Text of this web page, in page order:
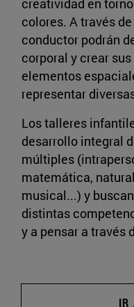
creatividad en
colores. A través
conductor podrán
corporal y crear
elementos
representar
Los talleres
desarrollo integral
múltiples
matemática,
musical...) y
distintas
y a pensar a través
IR